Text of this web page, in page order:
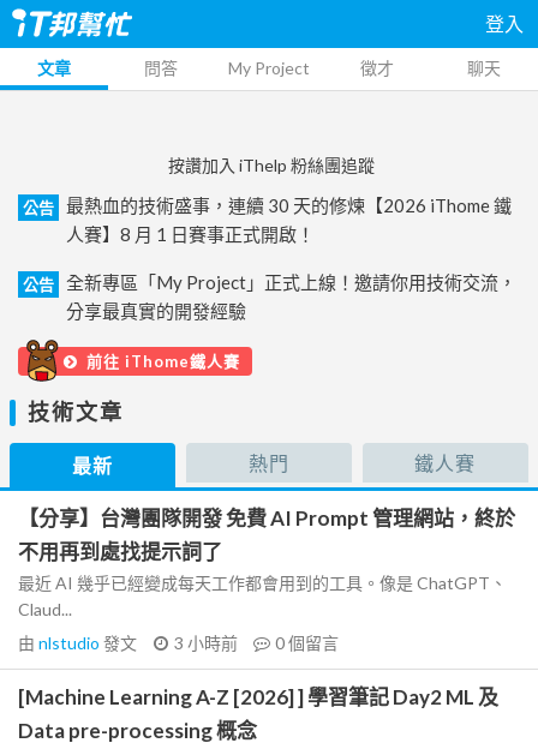
登入
文章 問答 My Project 徵才 聊天
按讚加入 iThelp 粉絲團追蹤
公告
最熱血的技術盛事，連續 30 天的修煉【2026 iThome 鐵
人賽】8 月 1 日賽事正式開啟！
公告
全新專區「My Project」正式上線！邀請你用技術交流，
分享最真實的開發經驗
前往 iThome鐵人賽
技術文章
最新 熱門 鐵人賽
【分享】台灣團隊開發 免費 AI Prompt 管理網站，終於
不用再到處找提示詞了
最近 AI 幾乎已經變成每天工作都會用到的工具。像是 ChatGPT、
Claud...
由 nlstudio 發文 3 小時前 0個留言
[Machine Learning A-Z [2026] ] 學習筆記 Day2 ML 及
Data pre-processing 概念